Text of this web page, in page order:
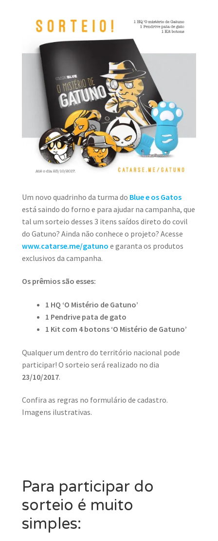
Um novo quadrinho da turma do Blue e os Gatos
está saindo do forno e para ajudar na campanha, que
tal um sorteio desses 3 itens saídos direto do covil
do Gatuno? Ainda não conhece o projeto? Acesse
www.catarse.me/gatuno e garanta os produtos
exclusivos da campanha.
Os prêmios são esses:
1 HQ ‘O Mistério de Gatuno’
1 Pendrive pata de gato
1 Kit com 4 botons ‘O Mistério de Gatuno’
Qualquer um dentro do território nacional pode
participar! O sorteio será realizado no dia
23/10/2017.
Confira as regras no formulário de cadastro.
Imagens ilustrativas.
Para participar do
sorteio é muito
simples: